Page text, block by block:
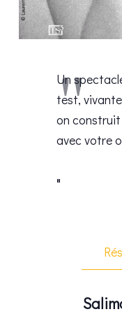
Un
test,
on construit
avec votre